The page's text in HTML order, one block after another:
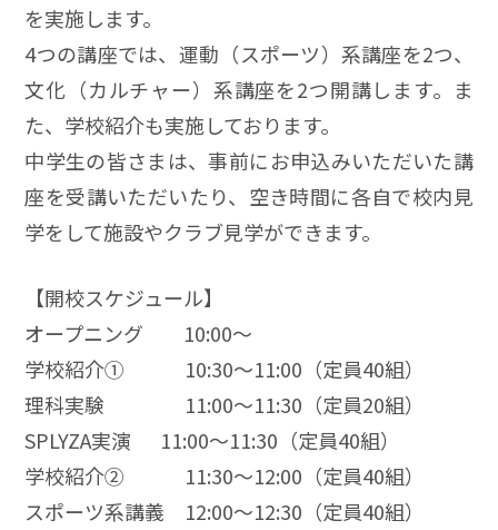
を実施します。
4つの講座では、運動（スポーツ）系講座を2つ、
文化（カルチャー）系講座を2つ開講します。ま
た、学校紹介も実施しております。
中学生の皆さまは、事前にお申込みいただいた講
座を受講いただいたり、空き時間に各自で校内見
学をして施設やクラブ見学ができます。
【開校スケジュール】
オープニング 10:00～
学校紹介① 10:30～11:00（定員40組）
理科実験 11:00～11:30（定員20組）
SPLYZA実演 11:00～11:30（定員40組）
学校紹介② 11:30～12:00（定員40組）
スポーツ系講義 12:00～12:30（定員40組）